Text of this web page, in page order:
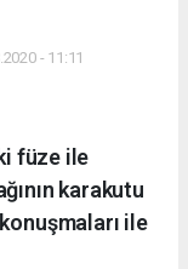
- 11:11
füze ile
karakutu
ile